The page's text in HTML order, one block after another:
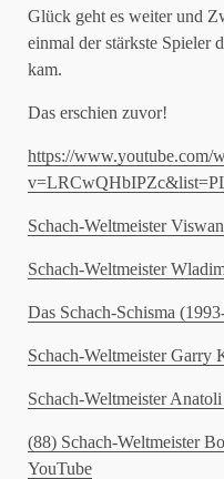
Glück geht es weiter und
einmal der stärkste Spieler
kam.
Das erschien zuvor!
https://www.youtube.com/
Schach-Weltmeister
Schach-Weltmeister
Das Schach-Schisma
Schach-Weltmeister Garry
Schach-Weltmeister
(88) Schach-Weltmeister
YouTube